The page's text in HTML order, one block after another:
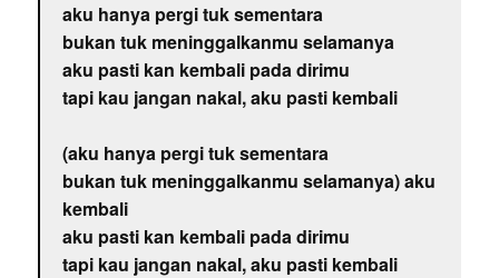
aku hanya pergi tuk sementara
bukan tuk meninggalkanmu selamanya
aku pasti kan kembali pada dirimu
tapi kau jangan nakal, aku pasti kembali
(aku hanya pergi tuk sementara
bukan tuk meninggalkanmu selamanya) aku
kembali
aku pasti kan kembali pada dirimu
tapi kau jangan nakal, aku pasti kembali